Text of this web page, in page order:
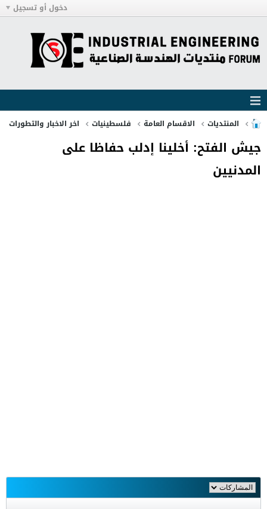
دخول أو تسجيل
المنتديات الاقسام العامة فلسطينيات اخر الاخبار والتطورات
جيش الفتح: أخلينا إدلب حفاظا على
المدنيين